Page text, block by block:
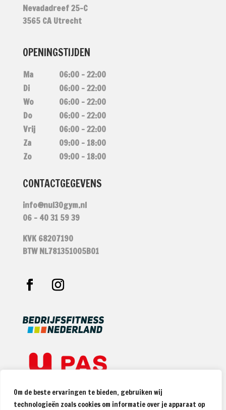
Om de beste ervaringen te bieden, gebruiken wij
technologieën zoals cookies om informatie over je apparaat op
Nevadadreef 25-C
3565 CA Utrecht
OPENINGSTIJDEN
Ma
06:00 – 22:00
Di
06:00 – 22:00
Wo
06:00 – 22:00
Do
06:00 – 22:00
Vrij
06:00 – 22:00
Za
09:00 – 18:00
Zo
09:00 – 18:00
CONTACTGEGEVENS
info@nul30gym.nl
06 – 40 31 59 39
KVK 68207190
BTW NL781351005B01